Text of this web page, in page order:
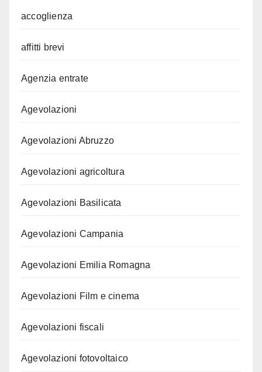
accoglienza
affitti brevi
Agenzia entrate
Agevolazioni
Agevolazioni Abruzzo
Agevolazioni agricoltura
Agevolazioni Basilicata
Agevolazioni Campania
Agevolazioni Emilia Romagna
Agevolazioni Film e cinema
Agevolazioni fiscali
Agevolazioni fotovoltaico